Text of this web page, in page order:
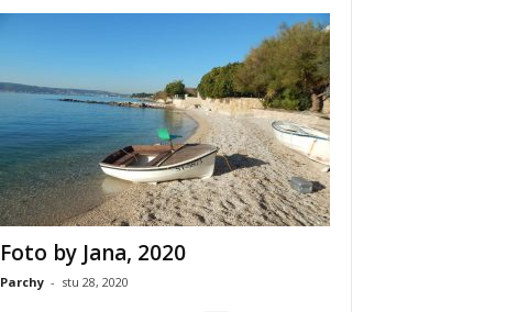
Foto by Jana, 2020
Parchy - stu 28, 2020